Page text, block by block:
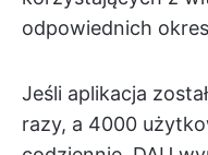
odpowiednich
Jeśli aplikacja
razy, a 4000